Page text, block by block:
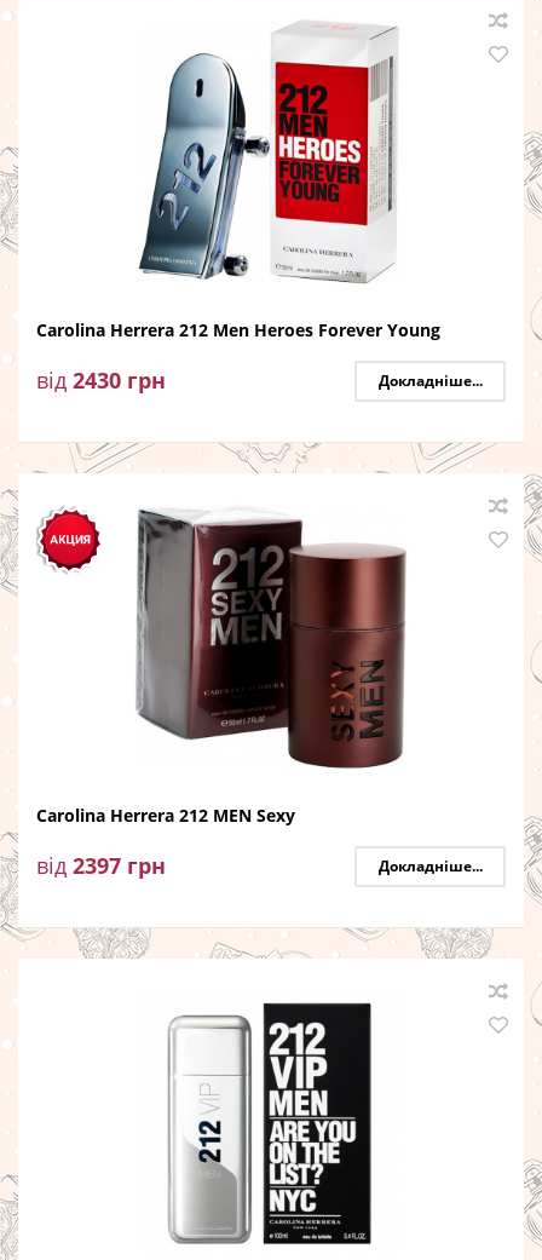
Carolina Herrera 212 Men Heroes Forever Young
від 2430 грн Докладніше...
Carolina Herrera 212 MEN Sexy
від 2397 грн Докладніше...